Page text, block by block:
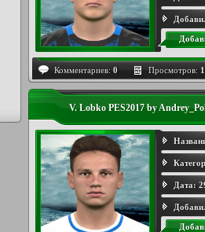
Комментариев: 0 Просмотров:
V. Lobko PES2017 by
Дата: